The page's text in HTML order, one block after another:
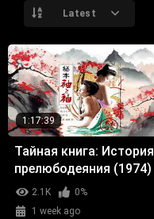
Latest
1:17:39
Тайная книга: История
прелюбодеяния (1974)
2.1K
0%
1 week ago